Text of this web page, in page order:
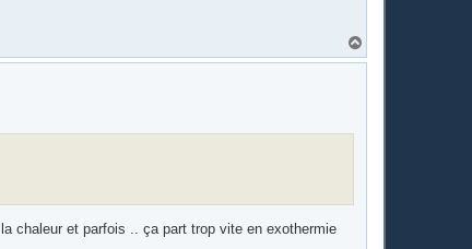
a
chaleur et parfois .. ça part trop vite en exothermie